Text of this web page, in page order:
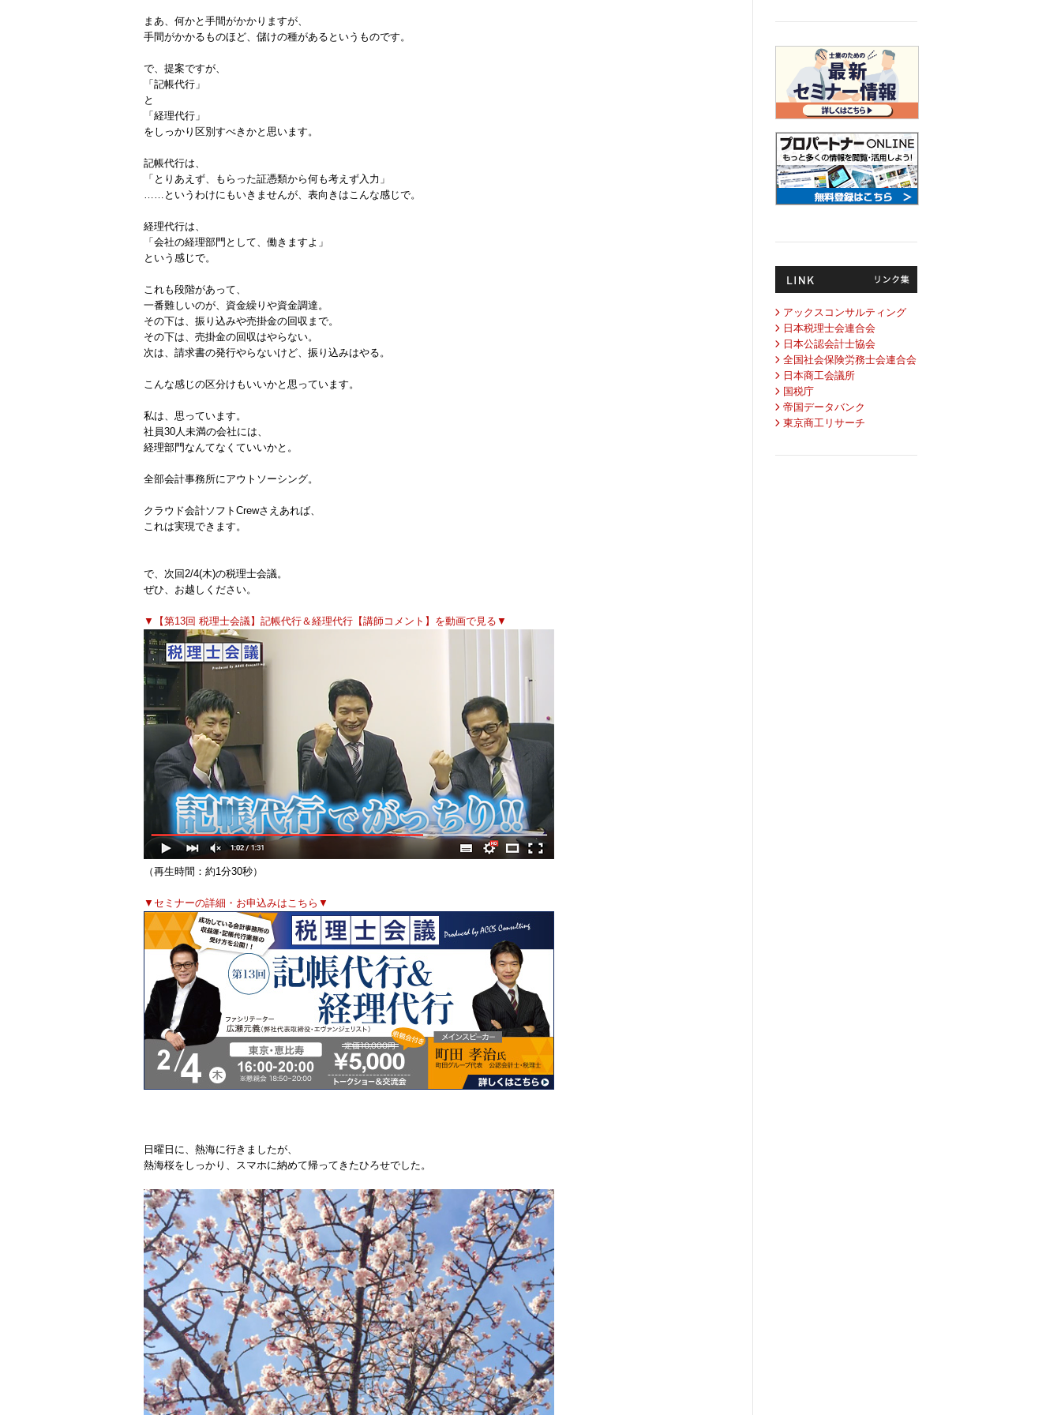
まあ、何かと手間がかかりますが、
手間がかかるものほど、儲けの種があるというものです。
で、提案ですが、
「記帳代行」
と
「経理代行」
をしっかり区別すべきかと思います。
記帳代行は、
「とりあえず、もらった証憑類から何も考えず入力」
……というわけにもいきませんが、表向きはこんな感じで。
経理代行は、
「会社の経理部門として、働きますよ」
という感じで。
これも段階があって、
一番難しいのが、資金繰りや資金調達。
その下は、振り込みや売掛金の回収まで。
その下は、売掛金の回収はやらない。
次は、請求書の発行やらないけど、振り込みはやる。
こんな感じの区分けもいいかと思っています。
私は、思っています。
社員30人未満の会社には、
経理部門なんてなくていいかと。
全部会計事務所にアウトソーシング。
クラウド会計ソフトCrewさえあれば、
これは実現できます。
で、次回2/4(木)の税理士会議。
ぜひ、お越しください。
▼【第13回 税理士会議】記帳代行＆経理代行【講師コメント】を動画で見る▼
（再生時間：約1分30秒）
▼セミナーの詳細・お申込みはこちら▼
日曜日に、熱海に行きましたが、
熱海桜をしっかり、スマホに納めて帰ってきたひろせでした。
アックスコンサルティング
日本税理士会連合会
日本公認会計士協会
全国社会保険労務士会連合会
日本商工会議所
国税庁
帝国データバンク
東京商工リサーチ